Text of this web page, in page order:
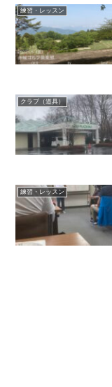
練習・レッスン
クラブ（道具）
練習・レッスン